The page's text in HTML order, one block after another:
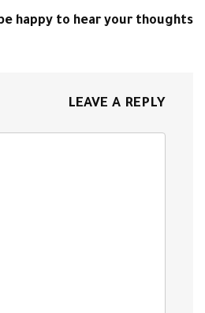
happy to hear your thoughts
LEAVE A REPLY